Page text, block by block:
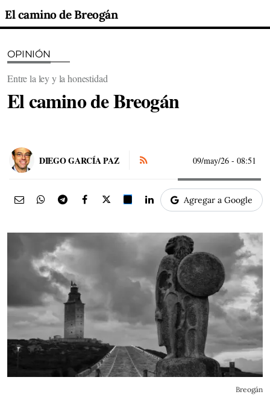
El camino de Breogán
OPINIÓN
Entre la ley y la honestidad
El camino de Breogán
DIEGO GARCÍA PAZ 09/may/26 - 08:51
Agregar a Google
Breogán